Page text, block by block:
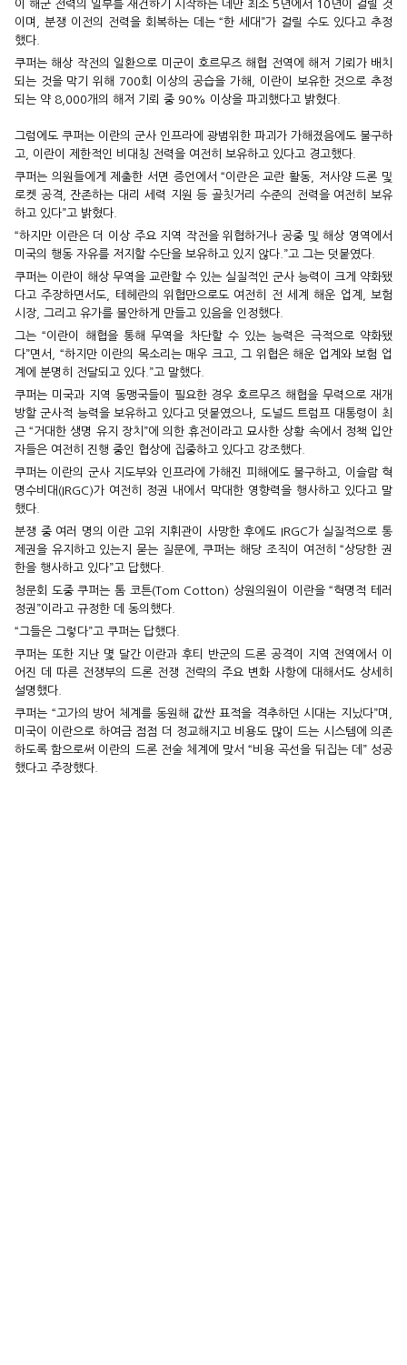
이 해군 전력의 일부를 재건하기 시작하는 데만 최소 5년에서 10년이 걸릴 것
이며, 분쟁 이전의 전력을 회복하는 데는 “한 세대”가 걸릴 수도 있다고 추정
했다.
쿠퍼는 해상 작전의 일환으로 미군이 호르무즈 해협 전역에 해저 기뢰가 배치
되는 것을 막기 위해 700회 이상의 공습을 가해, 이란이 보유한 것으로 추정
되는 약 8,000개의 해저 기뢰 중 90% 이상을 파괴했다고 밝혔다.
그럼에도 쿠퍼는 이란의 군사 인프라에 광범위한 파괴가 가해졌음에도 불구하
고, 이란이 제한적인 비대칭 전력을 여전히 보유하고 있다고 경고했다.
쿠퍼는 의원들에게 제출한 서면 증언에서 “이란은 교란 활동, 저사양 드론 및
로켓 공격, 잔존하는 대리 세력 지원 등 골칫거리 수준의 전력을 여전히 보유
하고 있다”고 밝혔다.
“하지만 이란은 더 이상 주요 지역 작전을 위협하거나 공중 및 해상 영역에서
미국의 행동 자유를 저지할 수단을 보유하고 있지 않다.”고 그는 덧붙였다.
쿠퍼는 이란이 해상 무역을 교란할 수 있는 실질적인 군사 능력이 크게 약화됐
다고 주장하면서도, 테헤란의 위협만으로도 여전히 전 세계 해운 업계, 보험
시장, 그리고 유가를 불안하게 만들고 있음을 인정했다.
그는 “이란이 해협을 통해 무역을 차단할 수 있는 능력은 극적으로 약화됐
다”면서, “하지만 이란의 목소리는 매우 크고, 그 위협은 해운 업계와 보험 업
계에 분명히 전달되고 있다.”고 말했다.
쿠퍼는 미국과 지역 동맹국들이 필요한 경우 호르무즈 해협을 무력으로 재개
방할 군사적 능력을 보유하고 있다고 덧붙였으나, 도널드 트럼프 대통령이 최
근 “거대한 생명 유지 장치”에 의한 휴전이라고 묘사한 상황 속에서 정책 입안
자들은 여전히 진행 중인 협상에 집중하고 있다고 강조했다.
쿠퍼는 이란의 군사 지도부와 인프라에 가해진 피해에도 불구하고, 이슬람 혁
명수비대(IRGC)가 여전히 정권 내에서 막대한 영향력을 행사하고 있다고 말
했다.
분쟁 중 여러 명의 이란 고위 지휘관이 사망한 후에도 IRGC가 실질적으로 통
제권을 유지하고 있는지 묻는 질문에, 쿠퍼는 해당 조직이 여전히 “상당한 권
한을 행사하고 있다”고 답했다.
청문회 도중 쿠퍼는 톰 코튼(Tom Cotton) 상원의원이 이란을 “혁명적 테러
정권”이라고 규정한 데 동의했다.
“그들은 그렇다”고 쿠퍼는 답했다.
쿠퍼는 또한 지난 몇 달간 이란과 후티 반군의 드론 공격이 지역 전역에서 이
어진 데 따른 전쟁부의 드론 전쟁 전략의 주요 변화 사항에 대해서도 상세히
설명했다.
쿠퍼는 “고가의 방어 체계를 동원해 값싼 표적을 격추하던 시대는 지났다”며,
미국이 이란으로 하여금 점점 더 정교해지고 비용도 많이 드는 시스템에 의존
하도록 함으로써 이란의 드론 전술 체계에 맞서 “비용 곡선을 뒤집는 데” 성공
했다고 주장했다.